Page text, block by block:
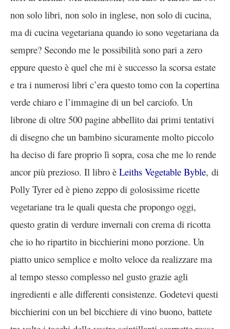
non solo libri, non solo in inglese, non solo di cucina,
ma di cucina vegetariana quando io sono vegetariana da
sempre? Secondo me le possibilità sono pari a zero
eppure questo è quel che mi è successo la scorsa estate
e tra i numerosi libri c’era questo tomo con la copertina
verde chiaro e l’immagine di un bel carciofo. Un
librone di oltre 500 pagine abbellito dai primi tentativi
di disegno che un bambino sicuramente molto piccolo
ha deciso di fare proprio lì sopra, cosa che me lo rende
ancor più prezioso. Il libro è Leiths Vegetable Byble, di
Polly Tyrer ed è pieno zeppo di golosissime ricette
vegetariane tra le quali questa che propongo oggi,
questo gratin di verdure invernali con crema di ricotta
che io ho ripartito in bicchierini mono porzione. Un
piatto unico semplice e molto veloce da realizzare ma
al tempo stesso complesso nel gusto grazie agli
ingredienti e alle differenti consistenze. Godetevi questi
bicchierini con un bel bicchiere di vino buono, battete